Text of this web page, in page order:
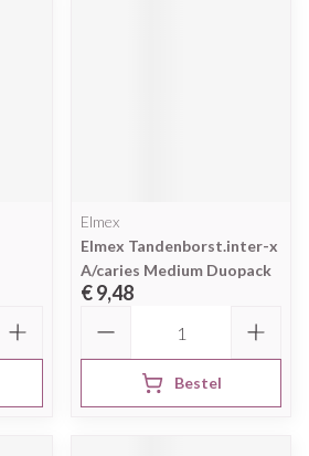
Elmex
Elmex Tandenborst.inter-x
A/caries Medium Duopack
€ 9,48
Bestel